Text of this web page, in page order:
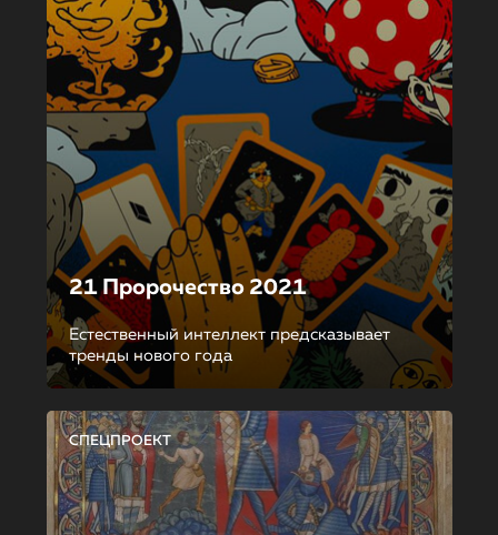
21 Пророчество 2021
Естественный интеллект предсказывает
тренды нового года
СПЕЦПРОЕКТ